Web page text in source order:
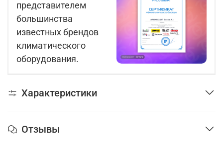
представителем
большинства
известных брендов
климатического
оборудования.
Характеристики
Отзывы